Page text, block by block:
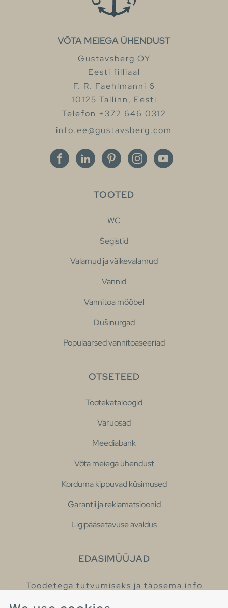
VÕTA MEIEGA ÜHENDUST
Gustavsberg OY
Eesti filliaal
F. R. Faehlmanni 6
10125 Tallinn, Eesti
Telefon +372 646 0312
info.ee@gustavsberg.com
TOOTED
WC
Segistid
Valamud ja väikevalamud
Vannid
Vannitoa mööbel
Dušinurgad
Populaarsed vannitoaseeriad
OTSETEED
Tootekataloogid
Varuosad
Meediabank
Võta meiega ühendust
Korduma kippuvad küsimused
Garantii ja reklamatsioonid
Ligipääsetavuse avaldus
EDASIMÜÜJAD
Toodetega tutvumiseks ja täpsema info